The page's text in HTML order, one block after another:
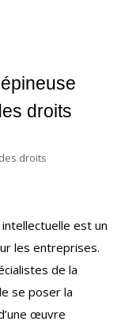
droits
droits
est un
les entreprises.
de la
se poser la
œuvre